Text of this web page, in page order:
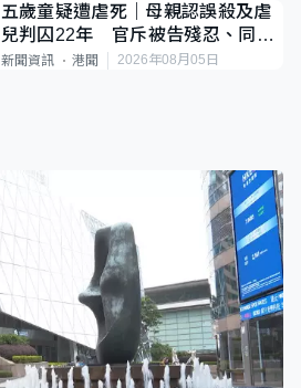
五歲童疑遭虐死｜母親認誤殺及虐
兒判囚22年 官斥被告殘忍、同類
案最惡劣
新聞資訊 港聞 2026年08月05日